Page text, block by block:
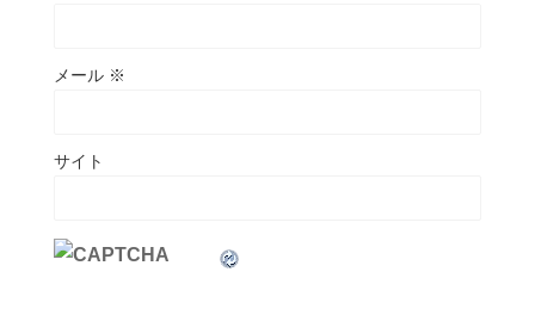
メール ※
サイト